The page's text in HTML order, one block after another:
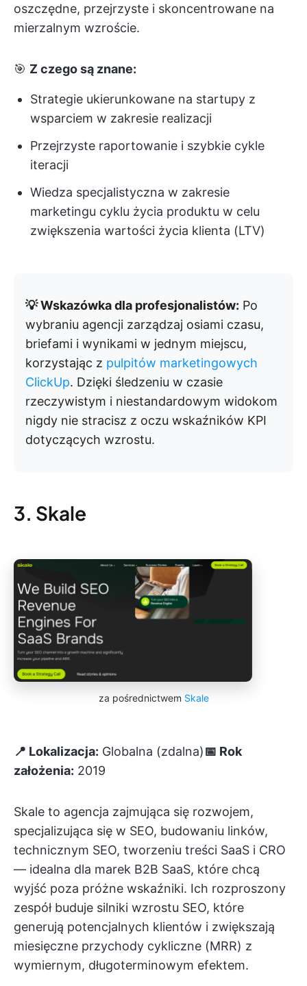
oszczędne, przejrzyste i skoncentrowane na
mierzalnym wzroście.
🎯 Z czego są znane:
Strategie ukierunkowane na startupy z
wsparciem w zakresie realizacji
Przejrzyste raportowanie i szybkie cykle
iteracji
Wiedza specjalistyczna w zakresie
marketingu cyklu życia produktu w celu
zwiększenia wartości życia klienta (LTV)
💡 Wskazówka dla profesjonalistów: Po
wybraniu agencji zarządzaj osiami czasu,
briefami i wynikami w jednym miejscu,
korzystając z pulpitów marketingowych
ClickUp. Dzięki śledzeniu w czasie
rzeczywistym i niestandardowym widokom
nigdy nie stracisz z oczu wskaźników KPI
dotyczących wzrostu.
3. Skale
za pośrednictwem Skale
📍 Lokalizacja: Globalna (zdalna)📅 Rok
założenia: 2019
Skale to agencja zajmująca się rozwojem,
specjalizująca się w SEO, budowaniu linków,
technicznym SEO, tworzeniu treści SaaS i CRO
— idealna dla marek B2B SaaS, które chcą
wyjść poza próżne wskaźniki. Ich rozproszony
zespół buduje silniki wzrostu SEO, które
generują potencjalnych klientów i zwiększają
miesięczne przychody cykliczne (MRR) z
wymiernym, długoterminowym efektem.